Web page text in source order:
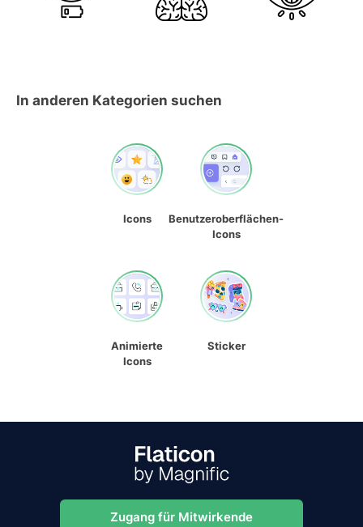
In anderen Kategorien suchen
Icons
Benutzeroberflächen-
Icons
Animierte
Icons
Sticker
Zugang für Mitwirkende